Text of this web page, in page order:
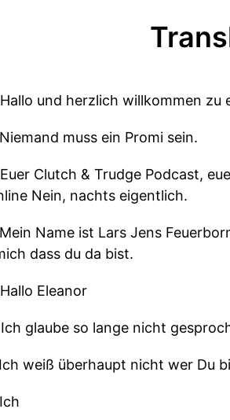
und herzlich willkommen zu
muss ein Promi sein.
Clutch & Trudge Podcast,
Nein, nachts eigentlich.
Name ist Lars Jens
dass du da bist.
Eleanor
glaube so lange nicht
weiß überhaupt nicht wer Du